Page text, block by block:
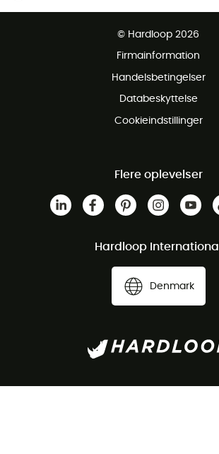
Gratis retur inden for 100 dage
© Hardloop 2026
Firmainformation
Handelsbetingelser
Databeskyttelse
Cookieindstillinger
Flere oplevelser
Hardloop International
Denmark